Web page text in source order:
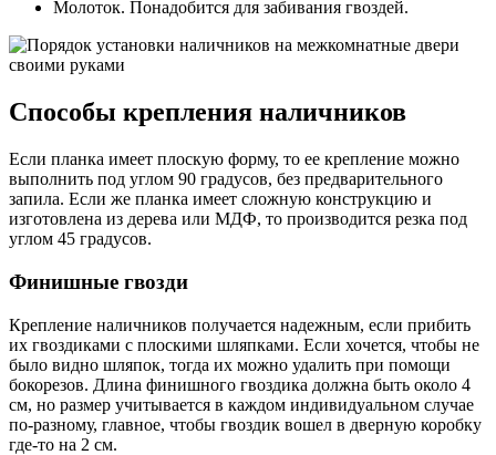
Молоток. Понадобится для забивания гвоздей.
Способы крепления наличников
Если планка имеет плоскую форму, то ее крепление можно
выполнить под углом 90 градусов, без предварительного
запила. Если же планка имеет сложную конструкцию и
изготовлена из дерева или МДФ, то производится резка под
углом 45 градусов.
Финишные гвозди
Крепление наличников получается надежным, если прибить
их гвоздиками с плоскими шляпками. Если хочется, чтобы не
было видно шляпок, тогда их можно удалить при помощи
бокорезов. Длина финишного гвоздика должна быть около 4
см, но размер учитывается в каждом индивидуальном случае
по-разному, главное, чтобы гвоздик вошел в дверную коробку
где-то на 2 см.